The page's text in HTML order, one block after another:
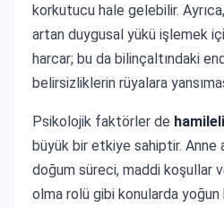
korkutucu hale gelebilir.
artan duygusal yükü işlemek
harcar; bu da bilinçaltındaki
belirsizliklerin rüyalara
Psikolojik faktörler de
büyük bir etkiye sahiptir. Anne
doğum süreci, maddi koşullar
olma rolü gibi konularda yoğun